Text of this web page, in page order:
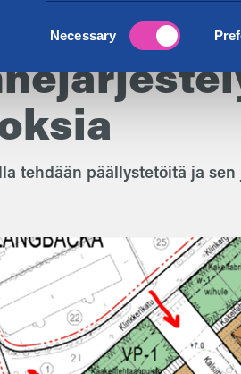
Necessary
|
tehdään päällystetöitä ja